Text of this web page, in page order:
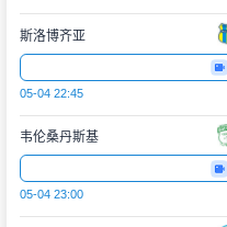
斯洛博齐亚
05-04 22:45
韦伦桑丹斯基
05-04 23:00